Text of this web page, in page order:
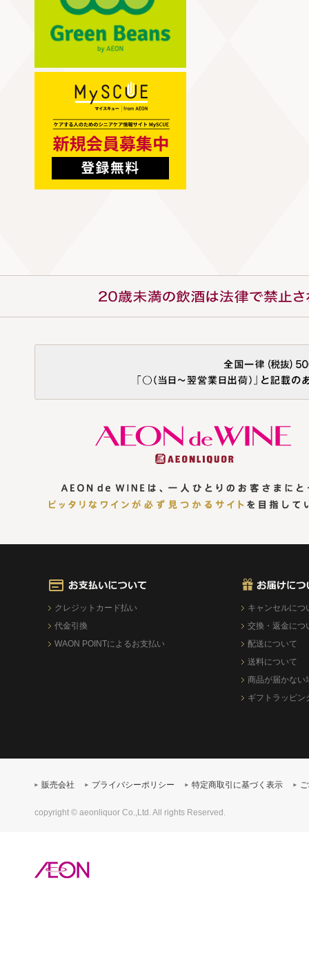
クレジットカード払い
代金引換
WAON POINTによるお支払い
キャンセルにつ
交換・返金につ
配送について
送料について
商品が届かない
ギフトラッピン
販売会社 プライバシーポリシー 特定商取引に基づく表示
copyright © aeonliquor Co.,Ltd. All rights Reserved.